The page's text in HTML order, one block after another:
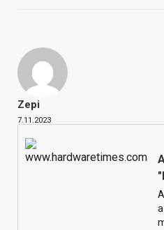
Zepi
7.11.2023